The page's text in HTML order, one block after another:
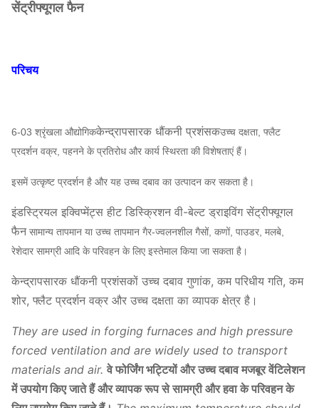
सेंट्रीफ्यूगल फैन
परिचय
6-03 श्रृंखला औद्योगिककेन्द्रापसारक धौंकनी प्रशंसकउच्च दक्षता, फ्लैट
प्रदर्शन वक्र, पहनने के प्रतिरोध और कार्य स्थिरता की विशेषताएं हैं।
इसमें उत्कृष्ट प्रदर्शन है और यह उच्च दबाव का उत्पादन कर सकता है।
इंडस्ट्रियल इक्विप्मेंट्स हीट डिस्क्रिशन वी-बेल्ट ड्राइविंग सेंट्रीफ्यूगल
फैनसामान्य तापमान या उच्च तापमान गैर-ज्वलनशील गैसों, कणों, पाउडर, मलबे,
रेशेदार सामग्री आदि के परिवहन के लिए इस्तेमाल किया जा सकता है।
केन्द्रापसारक धौंकनी प्रशंसकों उच्च दबाव गुणांक, कम परिधीय गति, कम
शोर, फ्लैट प्रदर्शन वक्र और उच्च दक्षता का व्यापक क्षेत्र है।
They are used in forging furnaces and high pressure
forced ventilation and are widely used to transport
materials and air. वे फोर्जिंग भट्टियों और उच्च दबाव मजबूर वेंटिलेशन
में उपयोग किए जाते हैं और व्यापक रूप से सामग्री और हवा के परिवहन के